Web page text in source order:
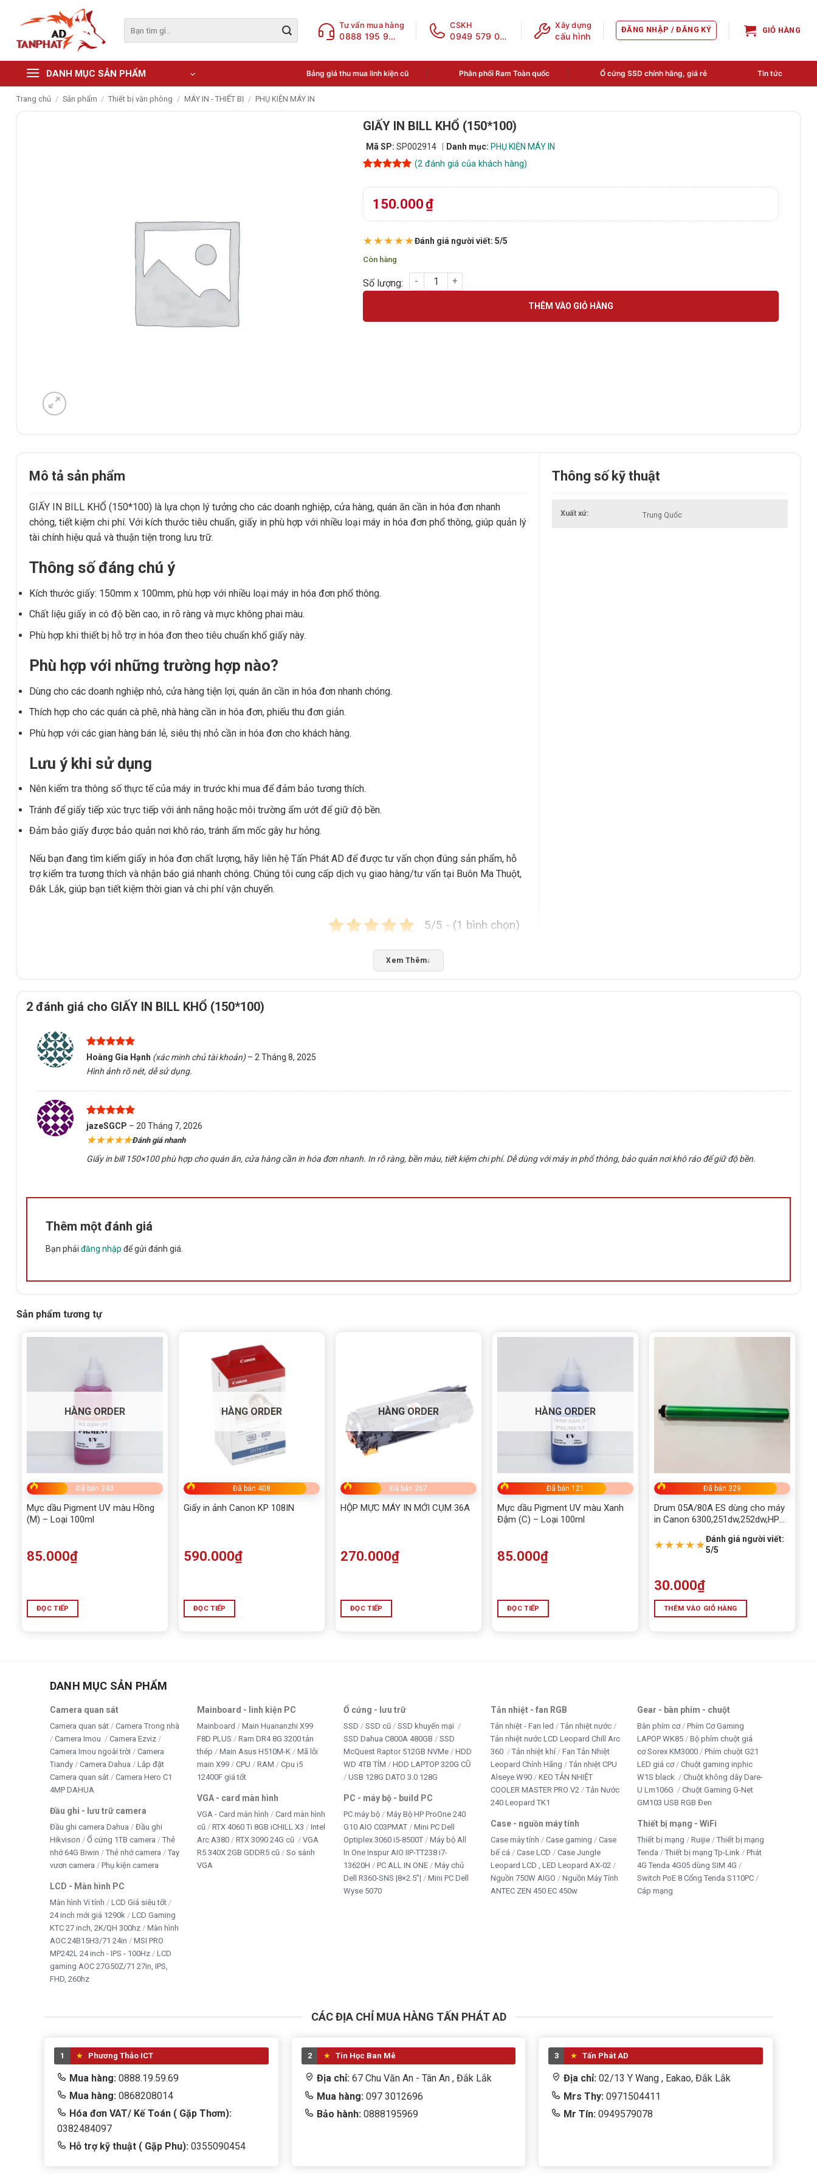
content
kiếm:
Tư vấn mua hàng
0888 195 969
CSKH
0949 579 078
Xây dựng
cấu hình
ĐĂNG NHẬP / ĐĂNG KÝ GIỎ HÀNG
DANH MỤC SẢN PHẨM Bảng giá thu mua linh kiện cũ Phân phối Ram Toàn quốc Ổ cứng SSD chính hãng, giá rẻ Tin tức
Trang chủ / Sản phẩm / Thiết bị văn phòng / MÁY IN - THIẾT BỊ / PHỤ KIỆN MÁY IN
GIẤY IN BILL KHỔ (150*100)
Mã SP: SP002914 Danh mục: PHỤ KIỆN MÁY IN
dựa trên
đánh giá
(2 đánh giá của khách hàng)
150.000₫
★★★★★Đánh giá người viết: 5/5
Còn hàng
GIẤY IN BILL KHỔ (150*100) số lượng
THÊM VÀO GIỎ HÀNG
Mô tả sản phẩm
GIẤY IN BILL KHỔ (150*100) là lựa chọn lý tưởng cho các doanh nghiệp, cửa hàng, quán ăn cần in hóa đơn nhanh
chóng, tiết kiệm chi phí. Với kích thước tiêu chuẩn, giấy in phù hợp với nhiều loại máy in hóa đơn phổ thông, giúp quản lý
tài chính hiệu quả và thuận tiện trong lưu trữ.
Thông số đáng chú ý
Kích thước giấy: 150mm x 100mm, phù hợp với nhiều loại máy in hóa đơn phổ thông.
Chất liệu giấy in có độ bền cao, in rõ ràng và mực không phai màu.
Phù hợp khi thiết bị hỗ trợ in hóa đơn theo tiêu chuẩn khổ giấy này.
Phù hợp với những trường hợp nào?
Dùng cho các doanh nghiệp nhỏ, cửa hàng tiện lợi, quán ăn cần in hóa đơn nhanh chóng.
Thích hợp cho các quán cà phê, nhà hàng cần in hóa đơn, phiếu thu đơn giản.
Phù hợp với các gian hàng bán lẻ, siêu thị nhỏ cần in hóa đơn cho khách hàng.
Lưu ý khi sử dụng
Nên kiểm tra thông số thực tế của máy in trước khi mua để đảm bảo tương thích.
Tránh để giấy tiếp xúc trực tiếp với ánh nắng hoặc môi trường ẩm ướt để giữ độ bền.
Đảm bảo giấy được bảo quản nơi khô ráo, tránh ẩm mốc gây hư hỏng.
Nếu bạn đang tìm kiếm giấy in hóa đơn chất lượng, hãy liên hệ Tấn Phát AD để được tư vấn chọn đúng sản phẩm, hỗ
trợ kiểm tra tương thích và nhận báo giá nhanh chóng. Chúng tôi cung cấp dịch vụ giao hàng/tư vấn tại Buôn Ma Thuột,
Đắk Lắk, giúp bạn tiết kiệm thời gian và chi phí vận chuyển.
5/5 - (1 bình chọn)
Thông số kỹ thuật
Xuất xứ Trung Quốc
Xem Thêm↓
2 đánh giá cho GIẤY IN BILL KHỔ (150*100)
Được xếp
hạng5
sao
Hoàng Gia Hạnh (xác minh chủ tài khoản) – 2 Tháng 8, 2025
Hình ảnh rõ nét, dễ sử dụng.
Được xếp
hạng 5
5
sao
jazeSGCP – 20 Tháng 7, 2026
★★★★★Đánh giá nhanh
Giấy in bill 150×100 phù hợp cho quán ăn, cửa hàng cần in hóa đơn nhanh. In rõ ràng, bền màu, tiết kiệm chi phí. Dễ dùng với máy in phổ thông, bảo quản nơi khô ráo để giữ độ bền.
Thêm một đánh giá
Bạn phải đăng nhập để gửi đánh giá.
Sản phẩm tương tự
HÀNG ORDER
Đã bán 243
Mực dầu Pigment UV màu Hồng
(M) – Loại 100ml
85.000₫
ĐỌC TIẾP
HÀNG ORDER
Đã bán 408
Giấy in ảnh Canon KP 108IN
590.000₫
ĐỌC TIẾP
HÀNG ORDER
Đã bán 267
HỘP MỰC MÁY IN MỚI CỤM 36A
270.000₫
ĐỌC TIẾP
HÀNG ORDER
Đã bán 121
Mực dầu Pigment UV màu Xanh
Đậm (C) – Loại 100ml
85.000₫
ĐỌC TIẾP
Đã bán 329
Drum 05A/80A ES dùng cho máy
in Canon 6300,251dw,252dw,HP
★★★★★Đánh giá người viết:
5/5
30.000₫
THÊM VÀO GIỎ HÀNG
DANH MỤC SẢN PHẨM
Camera quan sát
Camera quan sát
Camera Trong nhà
Camera Imou
Camera Ezviz
Camera Imou ngoài trời
Camera
Tiandy
Camera Dahua
Lắp đặt
Camera quan sát
Camera Hero C1
4MP DAHUA
Đầu ghi - lưu trữ camera
Đầu ghi camera Dahua
Đầu ghi
Hikvison
Ổ cứng 1TB camera
Thẻ
nhớ 64G Biwin
Thẻ nhớ camera
Tay
vươn camera
Phụ kiện camera
LCD - Màn hình PC
Màn hình Vi tính
LCD Giá siêu tốt
24 inch mới giá 1290k
LCD Gaming
KTC 27 inch, 2K/QH 300hz
Màn hình
AOC 24B15H3/71 24in
MSI PRO
MP242L 24 inch - IPS - 100Hz
LCD
gaming AOC 27G50Z/71 27in, IPS,
FHD, 260hz
Mainboard - linh kiện PC
Mainboard
Main Huananzhi X99
F8D PLUS
Ram DR4 8G 3200 tản
thép
Main Asus H510M-K
Mã lỗi
main X99
CPU RAM
Cpu i5
12400F giá tốt
VGA - card màn hình
VGA - Card màn hình
Card màn hình
cũ
RTX 4060 Ti 8GB iCHILL X3
Intel
Arc A380
RTX 3090 24G cũ
VGA
R5 340X 2GB GDDR5 cũ
So sánh
VGA
Ổ cứng - lưu trữ
SSD SSD cũ
SSD khuyến mại
SSD Dahua C800A 480GB
SSD
McQuest Raptor 512GB NVMe
HDD
WD 4TB TÍM
HDD LAPTOP 320G CŨ
USB 128G DATO 3.0 128G
PC - máy bộ - build PC
PC máy bộ
Máy Bộ HP ProOne 240
G10 AIO C03PMAT
Mini PC Dell
Optiplex 3060 i5-8500T
Máy bộ All
In One Inspur AIO IIP-TT238 i7-
13620H
PC ALL IN ONE
Máy chủ
Dell R360-SNS |8×2.5”|
Mini PC Dell
Wyse 5070
Tản nhiệt - fan RGB
Tản nhiệt - Fan led
Tản nhiệt nước
Tản nhiệt nước LCD Leopard Chill Arc
360
Tản nhiệt khí
Fan Tản Nhiệt
Leopard Chính Hãng
Tản nhiệt CPU
Alseye W90
KEO TẢN NHIỆT
COOLER MASTER PRO V2
Tản Nước
240 Leopard TK1
Case - nguồn máy tính
Case máy tính Case gaming
Case
bể cá
Case LCD
Case Jungle
Leopard LCD , LED Leopard AX-02
Nguồn 750W AIGO
Nguồn Máy Tính
ANTEC ZEN 450 EC 450w
Gear - bàn phím - chuột
Bàn phím cơ
Phím Cơ Gaming
LAPOP WK85
Bộ phím chuột giả
cơ Sorex KM3000
Phím chuột G21
LED giả cơ
Chuột gaming inphic
W1S black
Chuột không dây Dare-
U Lm106G
Chuột Gaming G-Net
GM103 USB RGB Đen
Thiết bị mạng - WiFi
Thiết bị mạng Ruijie
Thiết bị mạng
Tenda
Thiết bị mạng Tp-Link
Phát
4G Tenda 4G05 dùng SIM 4G
Switch PoE 8 Cổng Tenda S110PC
Cáp mạng
CÁC ĐỊA CHỈ MUA HÀNG TẤN PHÁT AD
1 Phương Thảo ICT
Mua hàng: 0888.19.59.69
Mua hàng: 0868208014
Hóa đơn VAT/ Kế Toán ( Gặp Thơm):
0382484097
Hỗ trợ kỹ thuật ( Gặp Phu): 0355090454
2 Tin Học Ban Mê
Địa chỉ: 67 Chu Văn An - Tân An , Đắk Lắk
Mua hàng: 097 3012696
Bảo hành: 0888195969
3 Tấn Phát AD
Địa chỉ:02/13 Y Wang , Eakao, Đắk Lắk
Mrs Thy: 0971504411
Mr Tín: 0949579078